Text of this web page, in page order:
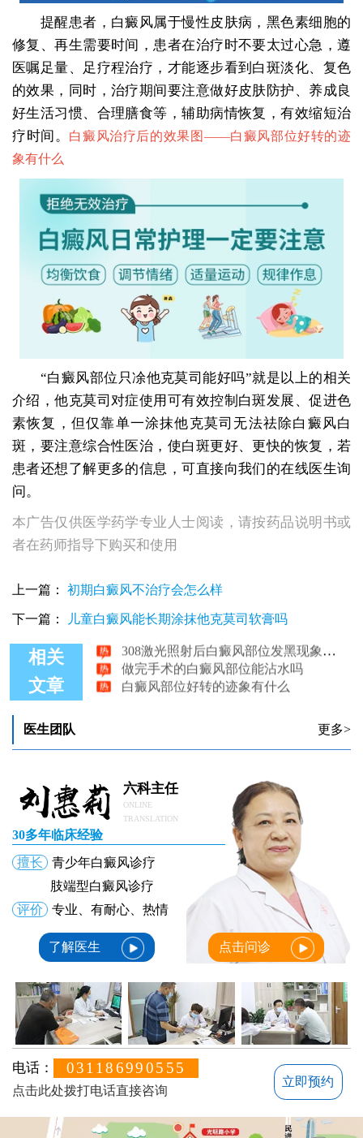
提醒患者，白癜风属于慢性皮肤病，黑色素细胞的
修复、再生需要时间，患者在治疗时不要太过心急，遵
医嘱足量、足疗程治疗，才能逐步看到白斑淡化、复色
的效果，同时，治疗期间要注意做好皮肤防护、养成良
好生活习惯、合理膳食等，辅助病情恢复，有效缩短治
疗时间。 白癜风治疗后的效果图——白癜风部位好转的迹
象有什么
“白癜风部位只凃他克莫司能好吗”就是以上的相关
介绍，他克莫司对症使用可有效控制白斑发展、促进色
素恢复，但仅靠单一涂抹他克莫司无法祛除白癜风白
斑，要注意综合性医治，使白斑更好、更快的恢复，若
患者还想了解更多的信息，可直接向我们的在线医生询
问。
本广告仅供医学药学专业人士阅读，请按药品说明书或
者在药师指导下购买和使用
上一篇： 初期白癜风不治疗会怎么样
下一篇： 儿童白癜风能长期涂抹他克莫司软膏吗
相关
文章
为什么白癜风部位照308后疼痛？
白癜风部位有点破皮可以做308吗
做完手术的白癜风部位能沾水吗
白癜风部位好转的迹象有什么
医生团队 更多>
六科主任
ONLINE
TRANSLATION
30多年临床经验
擅长
青少年白癜风诊疗
肢端型白癜风诊疗
评价
专业、有耐心、热情
了解医生 点击问诊
电话： 031186990555
点击此处拨打电话直接咨询
立即预约